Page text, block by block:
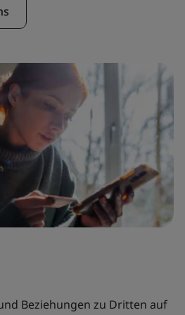
Beziehungen zu Dritten auf